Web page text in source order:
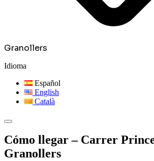
Granollers
Idioma
Español
English
Català
Cómo llegar – Carrer
Granollers